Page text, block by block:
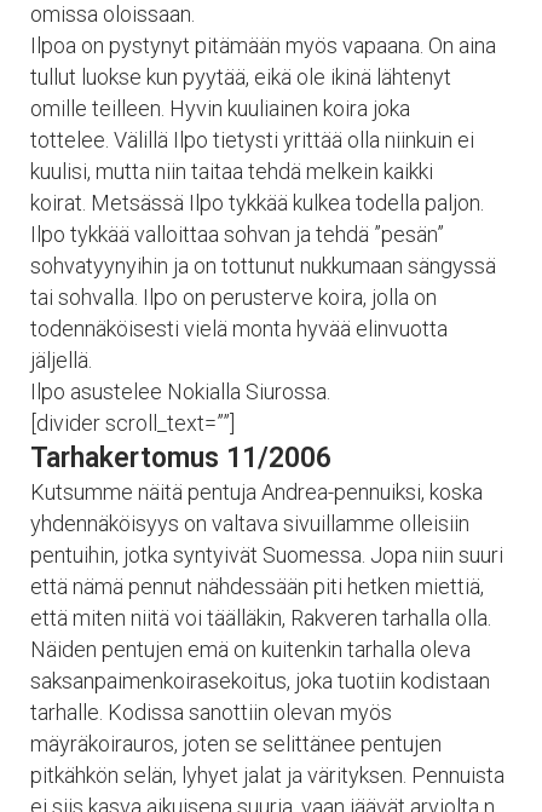
omissa oloissaan.
Ilpoa on pystynyt pitämään myös vapaana. On aina
tullut luokse kun pyytää, eikä ole ikinä lähtenyt
omille teilleen. Hyvin kuuliainen koira joka
tottelee. Välillä Ilpo tietysti yrittää olla niinkuin ei
kuulisi, mutta niin taitaa tehdä melkein kaikki
koirat. Metsässä Ilpo tykkää kulkea todella paljon.
Ilpo tykkää valloittaa sohvan ja tehdä ”pesän”
sohvatyynyihin ja on tottunut nukkumaan sängyssä
tai sohvalla. Ilpo on perusterve koira, jolla on
todennäköisesti vielä monta hyvää elinvuotta
jäljellä.
Ilpo asustelee Nokialla Siurossa.
[divider scroll_text=””]
Tarhakertomus 11/2006
Kutsumme näitä pentuja Andrea-pennuiksi, koska
yhdennäköisyys on valtava sivuillamme olleisiin
pentuihin, jotka syntyivät Suomessa. Jopa niin suuri
että nämä pennut nähdessään piti hetken miettiä,
että miten niitä voi täälläkin, Rakveren tarhalla olla.
Näiden pentujen emä on kuitenkin tarhalla oleva
saksanpaimenkoirasekoitus, joka tuotiin kodistaan
tarhalle. Kodissa sanottiin olevan myös
mäyräkoirauros, joten se selittänee pentujen
pitkähkön selän, lyhyet jalat ja värityksen. Pennuista
ei siis kasva aikuisena suuria, vaan jäävät arviolta n.